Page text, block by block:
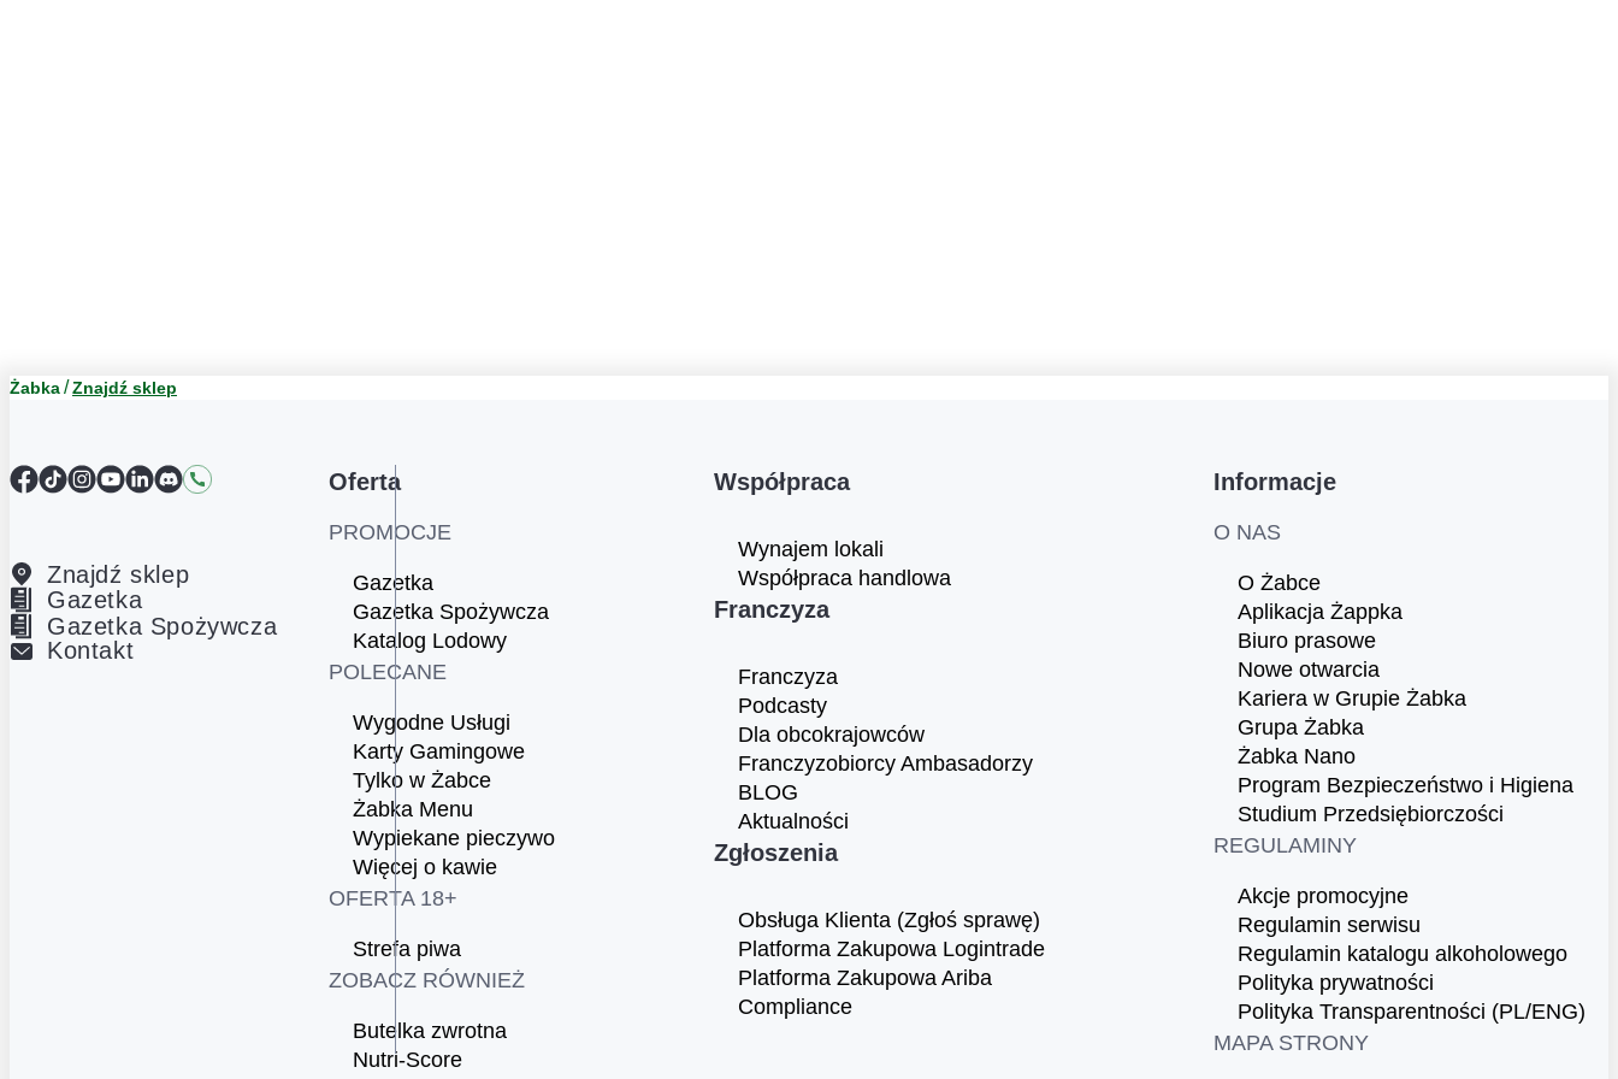
Żabka Znajdź sklep
Facebook
TikTokInstagram
YouTube
LinkedIn
DiscordKontakt
Znajdź sklep
Gazetka
Gazetka Spożywcza
Kontakt
Oferta
PROMOCJE
Gazetka
Gazetka Spożywcza
Katalog Lodowy
POLECANE
Wygodne Usługi
Karty Gamingowe
Tylko w Żabce
Żabka Menu
Wypiekane pieczywo
Więcej o kawie
OFERTA 18+
Strefa piwa
ZOBACZ RÓWNIEŻ
Butelka zwrotna
Nutri-Score
Współpraca
Wynajem lokali
Współpraca handlowa
Franczyza
Franczyza
Podcasty
Dla obcokrajowców
Franczyzobiorcy Ambasadorzy
BLOG
Aktualności
Zgłoszenia
Obsługa Klienta (Zgłoś sprawę)
Platforma Zakupowa Logintrade
Platforma Zakupowa Ariba
Compliance
Informacje
O NAS
O Żabce
Aplikacja Żappka
Biuro prasowe
Nowe otwarcia
Kariera w Grupie Żabka
Grupa Żabka
Żabka Nano
Program Bezpieczeństwo i Higiena
Studium Przedsiębiorczości
REGULAMINY
Akcje promocyjne
Regulamin serwisu
Regulamin katalogu alkoholowego
Polityka prywatności
Polityka Transparentności (PL/ENG)
MAPA STRONY